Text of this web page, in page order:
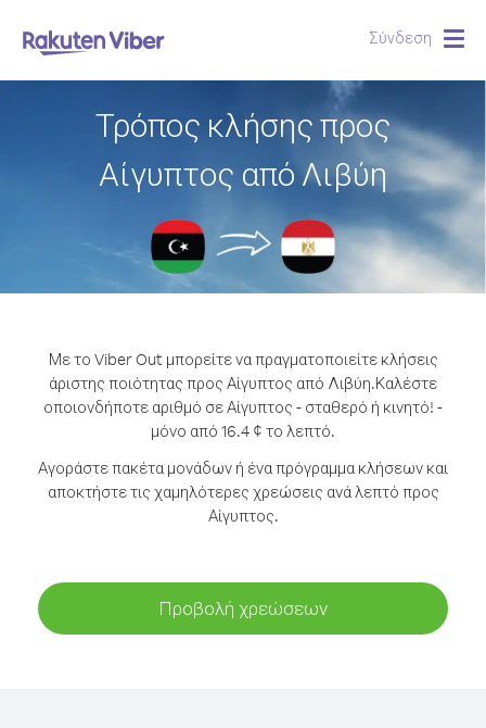
Σύνδεση
Τρόπος κλήσης προς
Αίγυπτος από Λιβύη
Με το Viber Out μπορείτε να πραγματοποιείτε κλήσεις
άριστης ποιότητας προς Αίγυπτος από Λιβύη.Καλέστε
οποιονδήποτε αριθμό σε Αίγυπτος - σταθερό ή κινητό! -
μόνο από 16.4 ¢ το λεπτό.
Αγοράστε πακέτα μονάδων ή ένα πρόγραμμα κλήσεων και
αποκτήστε τις χαμηλότερες χρεώσεις ανά λεπτό προς
Αίγυπτος.
Προβολή χρεώσεων